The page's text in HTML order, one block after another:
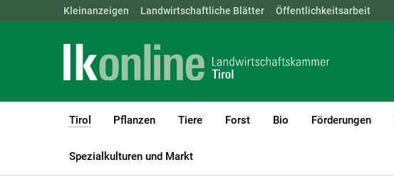
Landwirtschaftskammern: ÖSTERREICH BGLD KTN NÖ OÖ
Kleinanzeigen Landwirtschaftliche Blätter Öffentlichkeitsarbeit
Tirol
(current)1
Pflanzen Tiere Forst Bio Förderungen
Spezialkulturen und Markt
LK Tirol Tirol